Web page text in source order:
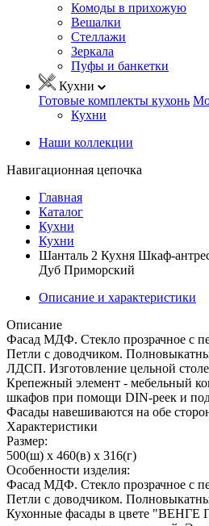
Комоды в прихожую
Вешалки
Стеллажи
Зеркала
Пуфы и банкетки
Кухни
Готовые комплекты кухонь
Кухни
Наши коллекции
Навигационная цепочка
Главная
Каталог
Кухни
Кухни
Шанталь 2 Кухня Шкаф-
Дуб Приморский
Описание и характеристики
Описание
Фасад МДФ. Стекло прозрачное с
Петли с доводчиком.
ЛДСП. Изготовление цельной
Крепежный элемент - мебельный
шкафов при помощи DIN-реек и
Фасады навешиваются на обе
Характеристики
Размер:
500(ш) x 460(в) x 316(г)
Особенности изделия:
Фасад МДФ. Стекло прозрачное с
Петли с доводчиком.
Кухонные фасады в цвете